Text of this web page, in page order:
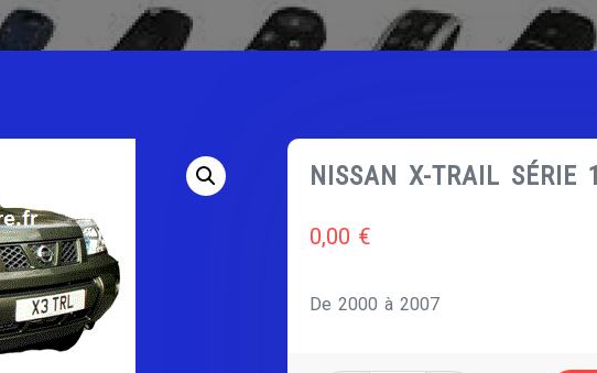
NISSAN X-TRAIL SÉRIE 1
0,00 €
De 2000 à 2007